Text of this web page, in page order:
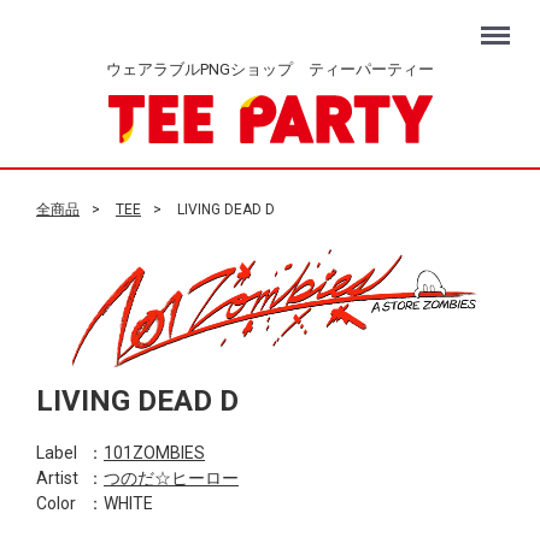
ウェアラブルPNGショップ ティーパーティー
Menu
全商品 TEE LIVING DEAD D
LIVING DEAD D
Label ： 101ZOMBIES
Artist
： つのだ☆ヒーロー
Color
：WHITE